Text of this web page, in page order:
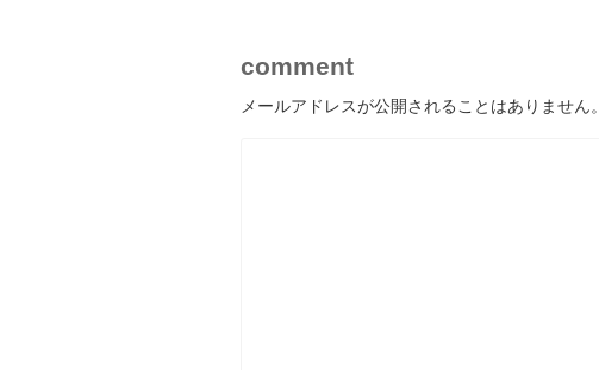
comment
メールアドレスが公開されることはありません。